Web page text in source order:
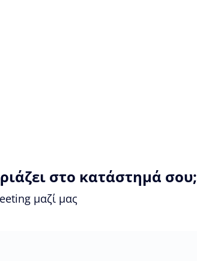
στο κατάστημά σου;
μαζί μας